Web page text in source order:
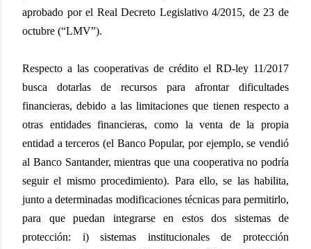
aprobado por el Real Decreto Legislativo 4/2015, de 23 de
octubre (“LMV”).
Respecto a las cooperativas de crédito el RD-ley 11/2017
busca dotarlas de recursos para afrontar dificultades
financieras, debido a las limitaciones que tienen respecto a
otras entidades financieras, como la venta de la propia
entidad a terceros (el Banco Popular, por ejemplo, se vendió
al Banco Santander, mientras que una cooperativa no podría
seguir el mismo procedimiento). Para ello, se las habilita,
junto a determinadas modificaciones técnicas para permitirlo,
para que puedan integrarse en estos dos sistemas de
protección: i) sistemas institucionales de protección